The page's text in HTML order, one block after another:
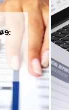
NA PRÁTICA #8:
DE
BLOCO 1